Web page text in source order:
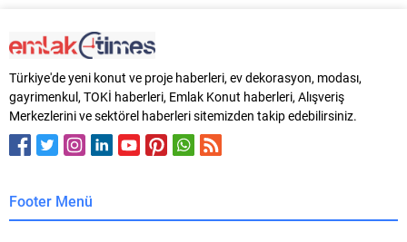
Türkiye'de yeni konut ve proje haberleri, ev dekorasyon, modası,
gayrimenkul, TOKİ haberleri, Emlak Konut haberleri, Alışveriş
Merkezlerini ve sektörel haberleri sitemizden takip edebilirsiniz.
Footer Menü